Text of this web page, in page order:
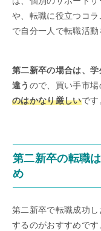
や、転職に役立つコ
で自分一人で転職活動
第二新卒の場合は、
違う ので、買い手市場
のはかなり厳しいです
第二新卒の転職
め
第二新卒で転職成功
するのがおすすめで